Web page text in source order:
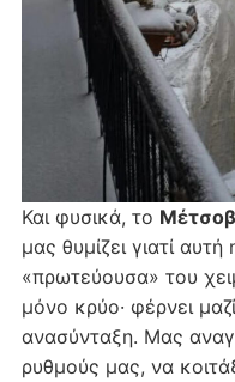
Και φυσικά, το
μας θυμίζει γιατί
«πρωτεύουσα» του
μόνο κρύο· φέρνει
ανασύνταξη. Μας
ρυθμούς μας, να